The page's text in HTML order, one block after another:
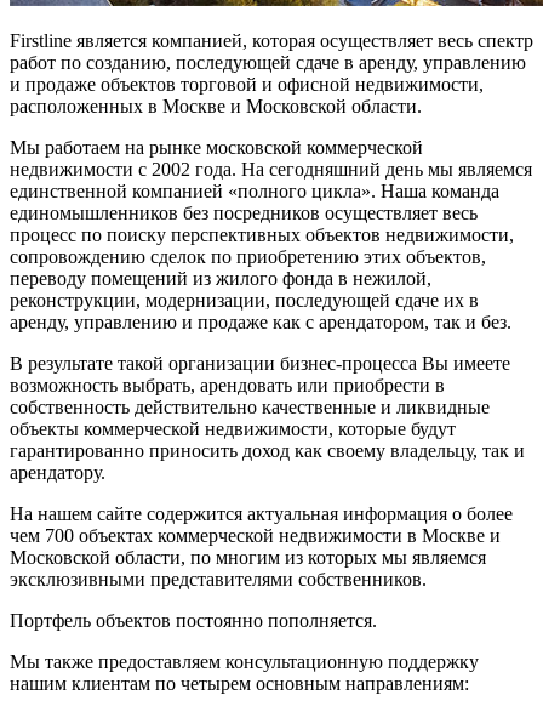
Firstline является компанией, которая осуществляет весь спектр
работ по созданию, последующей сдаче в аренду, управлению
и продаже объектов торговой и офисной недвижимости,
расположенных в Москве и Московской области.
Мы работаем на рынке московской коммерческой
недвижимости с 2002 года. На сегодняшний день мы являемся
единственной компанией «полного цикла». Наша команда
единомышленников без посредников осуществляет весь
процесс по поиску перспективных объектов недвижимости,
сопровождению сделок по приобретению этих объектов,
переводу помещений из жилого фонда в нежилой,
реконструкции, модернизации, последующей сдаче их в
аренду, управлению и продаже как с арендатором, так и без.
В результате такой организации бизнес-процесса Вы имеете
возможность выбрать, арендовать или приобрести в
собственность действительно качественные и ликвидные
объекты коммерческой недвижимости, которые будут
гарантированно приносить доход как своему владельцу, так и
арендатору.
На нашем сайте содержится актуальная информация о более
чем 700 объектах коммерческой недвижимости в Москве и
Московской области, по многим из которых мы являемся
эксклюзивными представителями собственников.
Портфель объектов постоянно пополняется.
Мы также предоставляем консультационную поддержку
нашим клиентам по четырем основным направлениям: